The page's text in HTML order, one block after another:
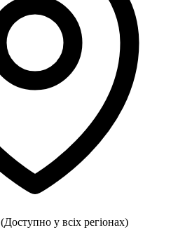
(Доступно у всіх регіонах)